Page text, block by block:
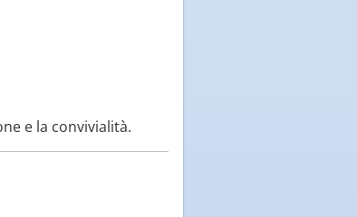
e la convivialità.